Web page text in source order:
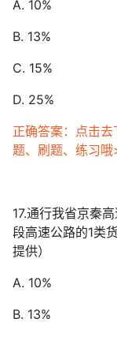
A. 10%
B. 13%
C. 15%
D. 25%
正确答案：点击
题、刷题、练习哦
17.通行我省京秦
段高速公路的1类
提供）
A. 10%
B. 13%